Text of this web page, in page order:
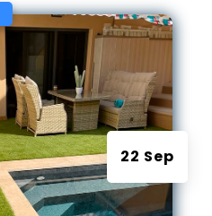
22 Sep